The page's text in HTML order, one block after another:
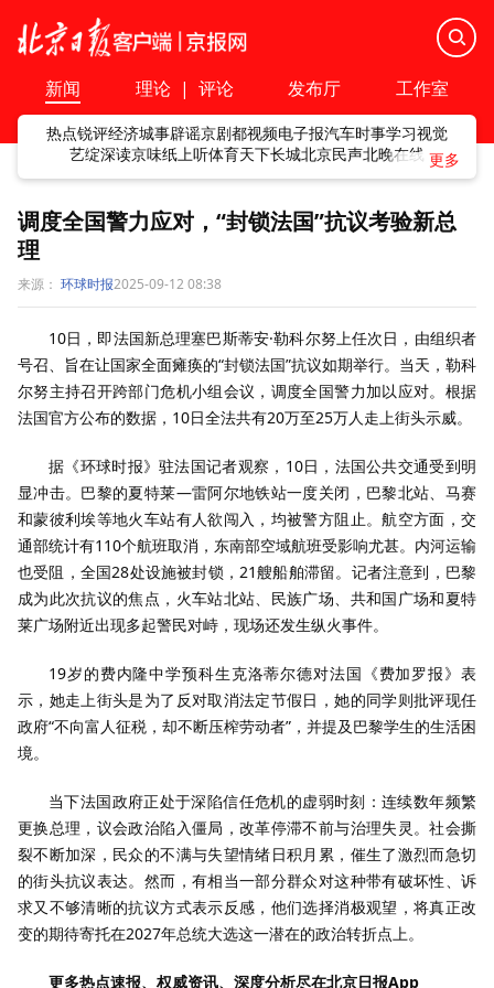
新闻 理论 | 评论 发布厅 工作室
热点锐评经济城事辟谣京剧都视频电子报汽车时事学习视觉
艺绽深读京味纸上听体育天下长城北京民声北晚在线
调度全国警力应对，“封锁法国”抗议考验新总
理
来源： 环球时报2025-09-12 08:38
10日，即法国新总理塞巴斯蒂安·勒科尔努上任次日，由组织者
号召、旨在让国家全面瘫痪的“封锁法国”抗议如期举行。当天，勒科
尔努主持召开跨部门危机小组会议，调度全国警力加以应对。根据
法国官方公布的数据，10日全法共有20万至25万人走上街头示威。
据《环球时报》驻法国记者观察，10日，法国公共交通受到明
显冲击。巴黎的夏特莱—雷阿尔地铁站一度关闭，巴黎北站、马赛
和蒙彼利埃等地火车站有人欲闯入，均被警方阻止。航空方面，交
通部统计有110个航班取消，东南部空域航班受影响尤甚。内河运输
也受阻，全国28处设施被封锁，21艘船舶滞留。记者注意到，巴黎
成为此次抗议的焦点，火车站北站、民族广场、共和国广场和夏特
莱广场附近出现多起警民对峙，现场还发生纵火事件。
19岁的费内隆中学预科生克洛蒂尔德对法国《费加罗报》表
示，她走上街头是为了反对取消法定节假日，她的同学则批评现任
政府“不向富人征税，却不断压榨劳动者”，并提及巴黎学生的生活困
境。
当下法国政府正处于深陷信任危机的虚弱时刻：连续数年频繁
更换总理，议会政治陷入僵局，改革停滞不前与治理失灵。社会撕
裂不断加深，民众的不满与失望情绪日积月累，催生了激烈而急切
的街头抗议表达。然而，有相当一部分群众对这种带有破坏性、诉
求又不够清晰的抗议方式表示反感，他们选择消极观望，将真正改
变的期待寄托在2027年总统大选这一潜在的政治转折点上。
更多热点速报、权威资讯、深度分析尽在北京日报App